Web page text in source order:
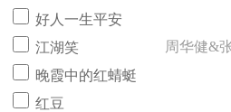
好人一生平安
江湖笑
周华健&
晚霞中的红蜻蜓
红豆